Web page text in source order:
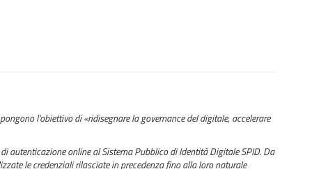
l'obiettivo di «ridisegnare la governance del digitale, accelerare
online al Sistema Pubblico di Identità Digitale SPID. Da
le credenziali rilasciate in precedenza fino alla loro naturale